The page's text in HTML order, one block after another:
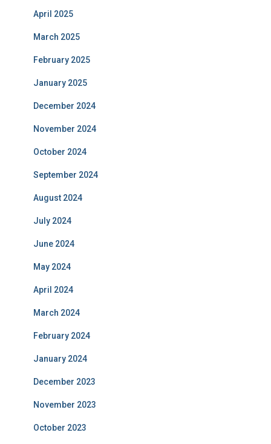
April 2025
March 2025
February 2025
January 2025
December 2024
November 2024
October 2024
September 2024
August 2024
July 2024
June 2024
May 2024
April 2024
March 2024
February 2024
January 2024
December 2023
November 2023
October 2023